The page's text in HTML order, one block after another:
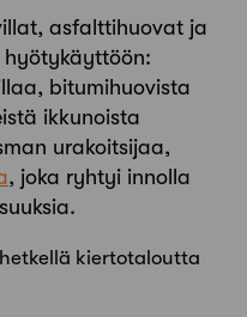
asfalttihuovat ja
bitumihuovista
ikkunoista
urakoitsijaa,
, joka ryhtyi innolla
kierto­taloutta